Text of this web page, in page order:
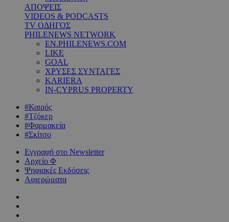
ΑΠΟΨΕΙΣ
VIDEOS & PODCASTS
TV ΟΔΗΓΟΣ
PHILENEWS NETWORK
EN.PHILENEWS.COM
LIKE
GOAL
ΧΡΥΣΕΣ ΣΥΝΤΑΓΕΣ
KARIERA
IN-CYPRUS PROPERTY
#Καιρός
#Τζόκερ
#Φαρμακεία
#Σκίτσο
Εγγραφή στο Newsletter
Αρχείο Φ
Ψηφιακές Εκδόσεις
Αφιερώματα